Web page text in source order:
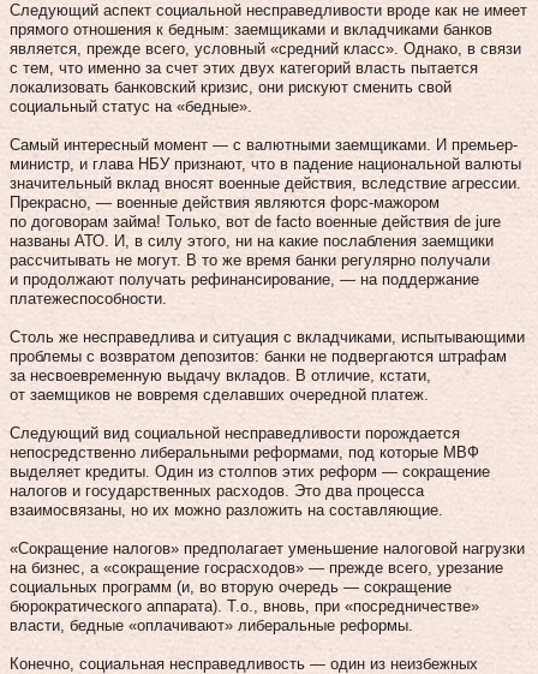
Следующий аспект социальной несправедливости вроде как не имеет
прямого отношения к бедным: заемщиками и вкладчиками банков
является, прежде всего, условный «средний класс». Однако, в связи
с тем, что именно за счет этих двух категорий власть пытается
локализовать банковский кризис, они рискуют сменить свой
социальный статус на «бедные».
Самый интересный момент — с валютными заемщиками. И премьер-
министр, и глава НБУ признают, что в падение национальной валюты
значительный вклад вносят военные действия, вследствие агрессии.
Прекрасно, — военные действия являются форс-мажором
по договорам займа! Только, вот de facto военные действия de jure
названы АТО. И, в силу этого, ни на какие послабления заемщики
рассчитывать не могут. В то же время банки регулярно получали
и продолжают получать рефинансирование, — на поддержание
платежеспособности.
Столь же несправедлива и ситуация с вкладчиками, испытывающими
проблемы с возвратом депозитов: банки не подвергаются штрафам
за несвоевременную выдачу вкладов. В отличие, кстати,
от заемщиков не вовремя сделавших очередной платеж.
Следующий вид социальной несправедливости порождается
непосредственно либеральными реформами, под которые МВФ
выделяет кредиты. Один из столпов этих реформ — сокращение
налогов и государственных расходов. Это два процесса
взаимосвязаны, но их можно разложить на составляющие.
«Сокращение налогов» предполагает уменьшение налоговой нагрузки
на бизнес, а «сокращение госрасходов» — прежде всего, урезание
социальных программ (и, во вторую очередь — сокращение
бюрократического аппарата). Т.о., вновь, при «посредничестве»
власти, бедные «оплачивают» либеральные реформы.
Конечно, социальная несправедливость — один из неизбежных